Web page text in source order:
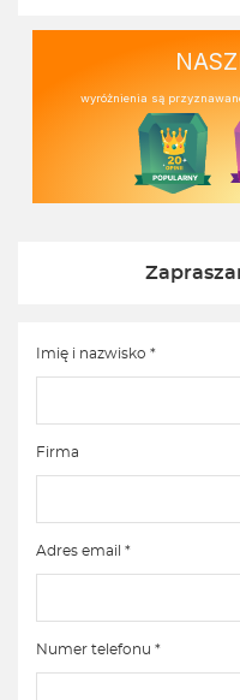
wyróżnienia są
Imię i nazwisko *
Firma
Adres email *
Numer telefonu *